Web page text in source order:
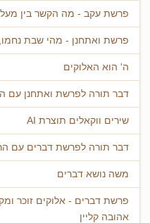
פרשת עקב - מה הקשר בין
פרשת ואתחנן - מהי שבת
ה' הוא האלוקים
דבר תורה לפרשת ואתחנן עם
שירים ווקאלים תוצרת AI
דבר תורה לפרשת דברים עם
משה נושא דברים
פרשת דברים - אלוקים זוכר
אהובה קליין